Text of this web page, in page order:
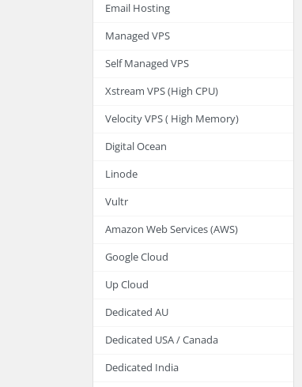
Email Hosting
Managed VPS
Self Managed VPS
Xstream VPS (High CPU)
Velocity VPS ( High Memory)
Digital Ocean
Linode
Vultr
Amazon Web Services (AWS)
Google Cloud
Up Cloud
Dedicated AU
Dedicated USA / Canada
Dedicated India